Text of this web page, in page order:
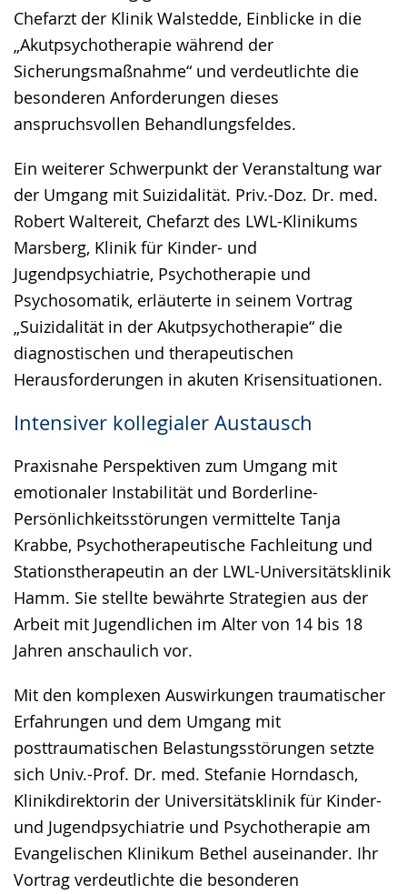
Chefarzt der Klinik Walstedde, Einblicke in die
„Akutpsychotherapie während der
Sicherungsmaßnahme“ und verdeutlichte die
besonderen Anforderungen dieses
anspruchsvollen Behandlungsfeldes.
Ein weiterer Schwerpunkt der Veranstaltung war
der Umgang mit Suizidalität. Priv.-Doz. Dr. med.
Robert Waltereit, Chefarzt des LWL-Klinikums
Marsberg, Klinik für Kinder- und
Jugendpsychiatrie, Psychotherapie und
Psychosomatik, erläuterte in seinem Vortrag
„Suizidalität in der Akutpsychotherapie“ die
diagnostischen und therapeutischen
Herausforderungen in akuten Krisensituationen.
Intensiver kollegialer Austausch
Praxisnahe Perspektiven zum Umgang mit
emotionaler Instabilität und Borderline-
Persönlichkeitsstörungen vermittelte Tanja
Krabbe, Psychotherapeutische Fachleitung und
Stationstherapeutin an der LWL-Universitätsklinik
Hamm. Sie stellte bewährte Strategien aus der
Arbeit mit Jugendlichen im Alter von 14 bis 18
Jahren anschaulich vor.
Mit den komplexen Auswirkungen traumatischer
Erfahrungen und dem Umgang mit
posttraumatischen Belastungsstörungen setzte
sich Univ.-Prof. Dr. med. Stefanie Horndasch,
Klinikdirektorin der Universitätsklinik für Kinder-
und Jugendpsychiatrie und Psychotherapie am
Evangelischen Klinikum Bethel auseinander. Ihr
Vortrag verdeutlichte die besonderen